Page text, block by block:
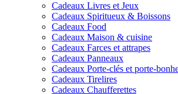
Cadeaux Livres et Jeux
Cadeaux Spiritueux & Boissons
Cadeaux Food
Cadeaux Maison & cuisine
Cadeaux Farces et attrapes
Cadeaux Panneaux
Cadeaux Porte-clés et porte-
Cadeaux Tirelires
Cadeaux Chaufferettes